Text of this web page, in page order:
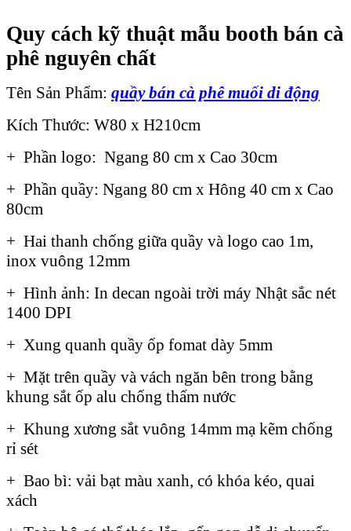
Quy cách kỹ thuật mẫu booth bán cà
phê nguyên chất
Tên Sản Phẩm: quầy bán cà phê muối di động
Kích Thước: W80 x H210cm
+ Phần logo: Ngang 80 cm x Cao 30cm
+ Phần quầy: Ngang 80 cm x Hông 40 cm x Cao
80cm
+ Hai thanh chống giữa quầy và logo cao 1m,
inox vuông 12mm
+ Hình ảnh: In decan ngoài trời máy Nhật sắc nét
1400 DPI
+ Xung quanh quầy ốp fomat dày 5mm
+ Mặt trên quầy và vách ngăn bên trong bằng
khung sắt ốp alu chống thấm nước
+ Khung xương sắt vuông 14mm mạ kẽm chống
rỉ sét
+ Bao bì: vải bạt màu xanh, có khóa kéo, quai
xách